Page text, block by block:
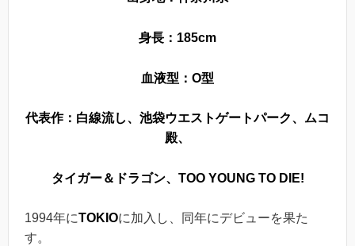
身長：185cm
血液型：O型
代表作：白線流し、池袋ウエストゲートパーク、ムコ
殿、
タイガー＆ドラゴン、TOO YOUNG TO DIE!
1994年にTOKIOに加入し、同年にデビューを果た
す。